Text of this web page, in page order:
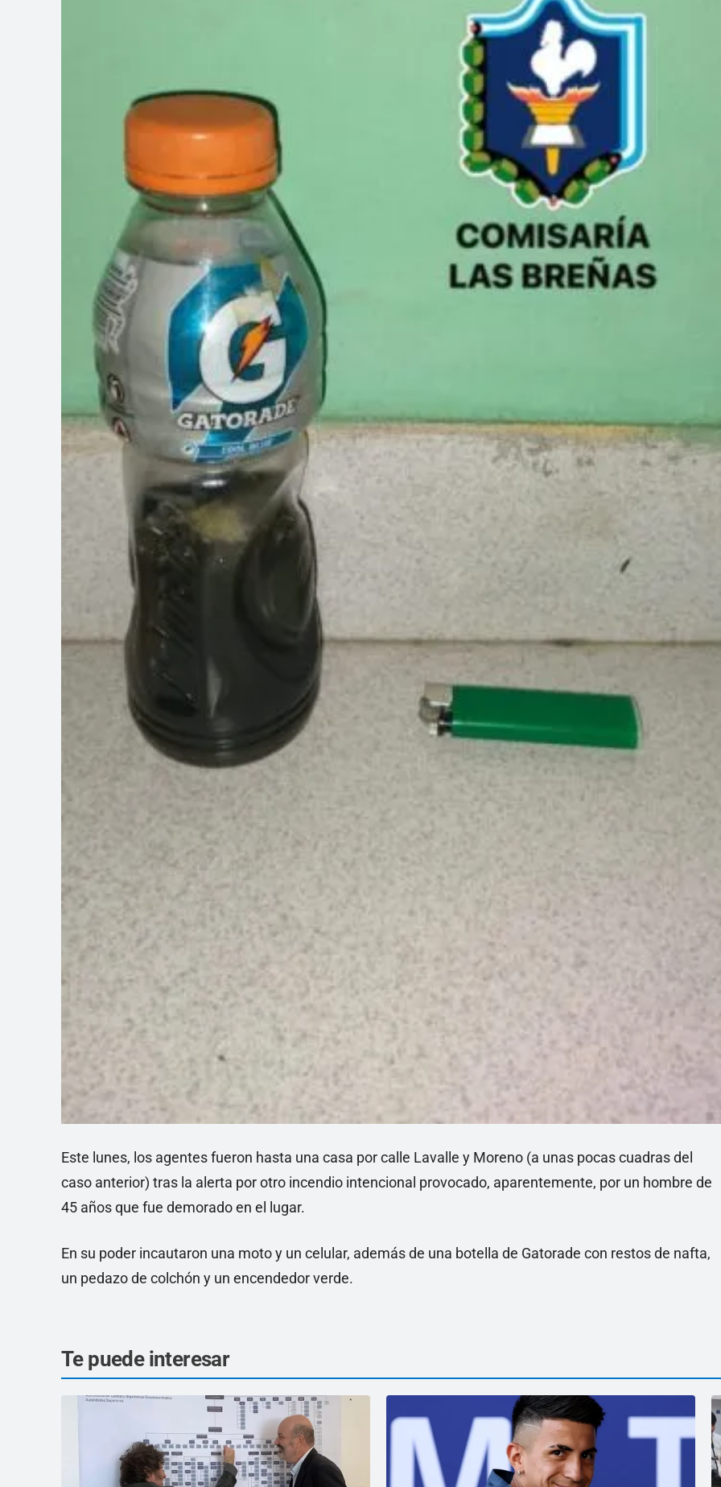
Este lunes, los agentes fueron hasta una casa por calle Lavalle y Moreno (a unas pocas cuadras del
caso anterior) tras la alerta por otro incendio intencional provocado, aparentemente, por un hombre de
45 años que fue demorado en el lugar.
En su poder incautaron una moto y un celular, además de una botella de Gatorade con restos de nafta,
un pedazo de colchón y un encendedor verde.
Te puede interesar